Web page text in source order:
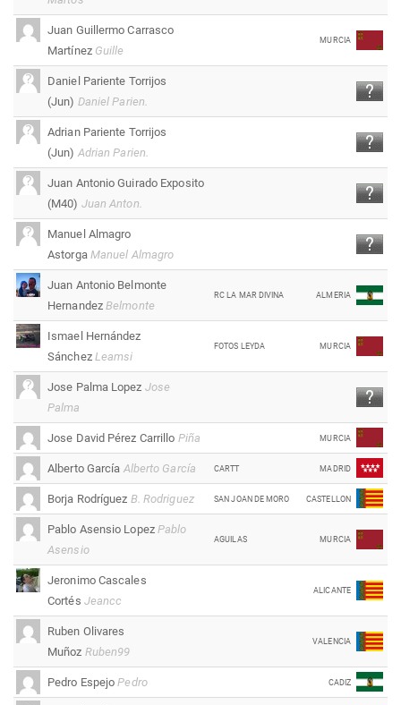
Juan Guillermo Carrasco
Martínez Guille
MURCIA
Daniel Pariente Torrijos
(Jun) Daniel Parien.
Adrian Pariente Torrijos
(Jun) Adrian Parien.
Juan Antonio Guirado Exposito
(M40) Juan Anton.
Manuel Almagro
Astorga Manuel Almagro
Juan Antonio Belmonte
Hernandez Belmonte
RC LA MAR DIVINA ALMERIA
Ismael Hernández
Sánchez Leamsi
FOTOS LEYDA MURCIA
Jose Palma Lopez Jose
Palma
Jose David Pérez Carrillo Piña MURCIA
Alberto García Alberto García CARTT MADRID
Borja Rodríguez B. Rodriguez SAN JOAN DE MORO CASTELLON
Pablo Asensio Lopez Pablo
Asensio
AGUILAS MURCIA
Jeronimo Cascales
Cortés Jeancc
ALICANTE
Ruben Olivares
Muñoz Ruben99
VALENCIA
Pedro EspejoPedro CADIZ